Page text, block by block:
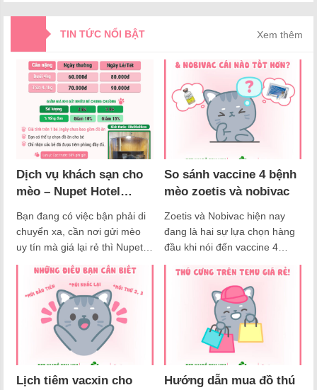
TIN TỨC NỔI BẬT Xem thêm
Dịch vụ khách sạn cho
mèo – Nupet Hotel
Bạn đang có việc bận phải di
chuyển xa, cần nơi gửi mèo
uy tín mà giá lại rẻ thì Nupet
Hotel là sự lựa chọn hoàn hảo
của bạn. Tin vui cho khách
hàng của Nupet hiện tại nhà
Nu đã có dịch vụ khách sạn
cho mèo trong mèo giá rẻ tại
So sánh vaccine 4 bệnh
mèo zoetis và nobivac
Zoetis và Nobivac hiện nay
đang là hai sự lựa chọn hàng
đầu khi nói đến vaccine 4
bệnh cho mèo. Zoetis, với
xuất xứ từ Mỹ, được biết đến
với hiệu quả bảo vệ cao và sự
an toàn vượt trội. Còn Nobivac
là một sản phẩm được sử
dụng rộng rãi trên toàn…
Lịch tiêm vacxin cho
Hướng dẫn mua đồ thú